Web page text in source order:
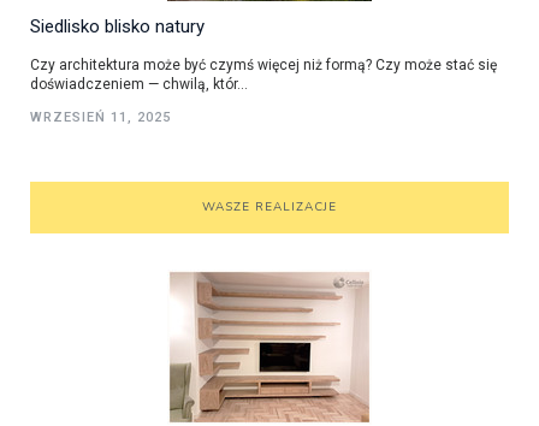
Siedlisko blisko natury
Czy architektura może być czymś więcej niż formą? Czy może stać się
doświadczeniem — chwilą, któr...
WRZESIEŃ 11, 2025
WASZE REALIZACJE